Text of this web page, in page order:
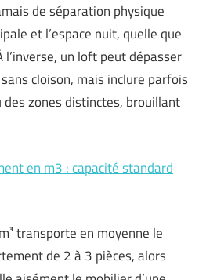
de séparation physique
et l’espace nuit, quelle que
un loft peut dépasser
cloison, mais inclure parfois
des zones distinctes, brouillant
en m3 : capacité standard
transporte en moyenne le
de 2 à 3 pièces, alors